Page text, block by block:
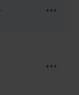
+++
+++